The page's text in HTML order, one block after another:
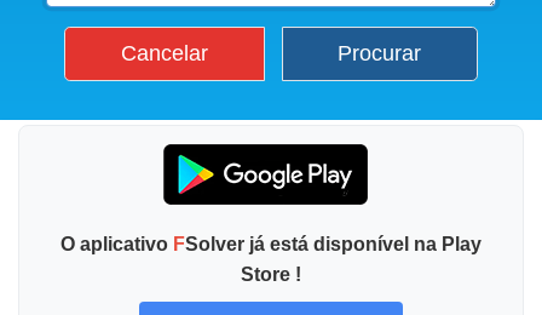
Cancelar Procurar
O aplicativo FSolver já está disponível na Play
Store !